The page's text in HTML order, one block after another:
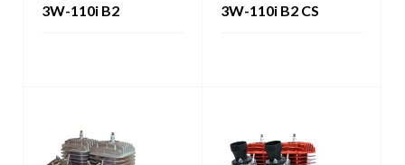
3W-110i B2 3W-110i B2 CS